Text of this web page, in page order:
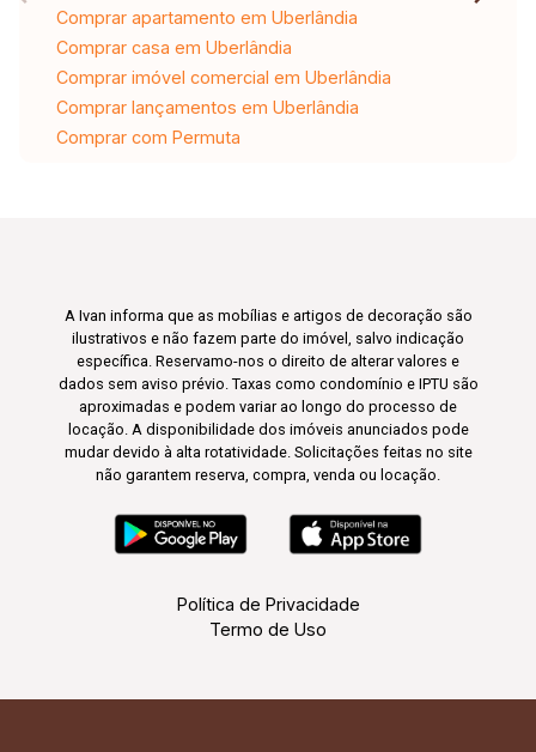
Comprar apartamento em Uberlândia
Comprar casa em Uberlândia
Comprar imóvel comercial em Uberlândia
Comprar lançamentos em Uberlândia
Comprar com Permuta
A Ivan informa que as mobílias e artigos de decoração são
ilustrativos e não fazem parte do imóvel, salvo indicação
específica. Reservamo-nos o direito de alterar valores e
dados sem aviso prévio. Taxas como condomínio e IPTU são
aproximadas e podem variar ao longo do processo de
locação. A disponibilidade dos imóveis anunciados pode
mudar devido à alta rotatividade. Solicitações feitas no site
não garantem reserva, compra, venda ou locação.
Política de Privacidade
Termo de Uso